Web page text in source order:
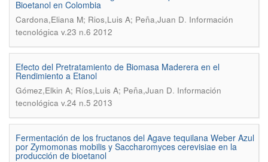
Bioetanol en Colombia
Cardona,Eliana M; Rios,Luis A; Peña,Juan D. Información
tecnológica v.23 n.6 2012
Efecto del Pretratamiento de Biomasa Maderera en el
Rendimiento a Etanol
Gómez,Elkin A; Ríos,Luis A; Peña,Juan D. Información
tecnológica v.24 n.5 2013
Fermentación de los fructanos del Agave tequilana Weber Azul
por Zymomonas mobilis y Saccharomyces cerevisiae en la
producción de bioetanol